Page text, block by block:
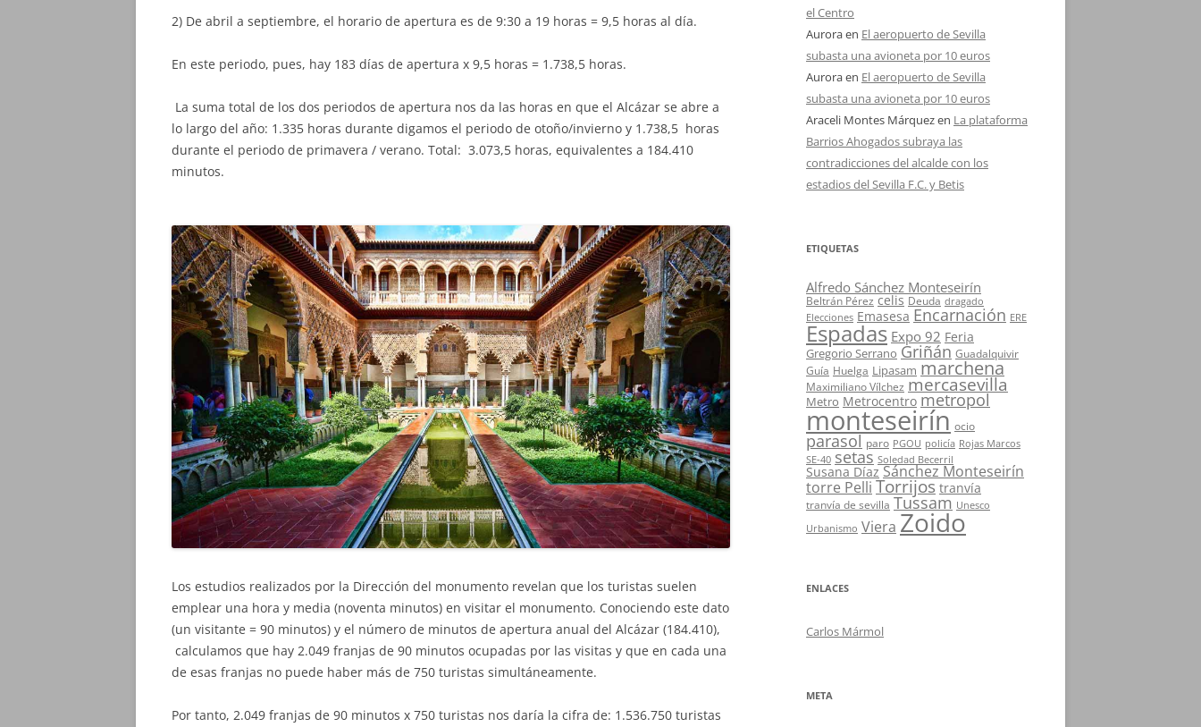
2) De abril a septiembre, el horario de apertura es de 9:30 a 19 horas = 9,5 horas al día.
En este periodo, pues, hay 183 días de apertura x 9,5 horas = 1.738,5 horas.
La suma total de los dos periodos de apertura nos da las horas en que el Alcázar se abre a
lo largo del año: 1.335 horas durante digamos el periodo de otoño/invierno y 1.738,5 horas
durante el periodo de primavera / verano. Total: 3.073,5 horas, equivalentes a 184.410
minutos.
Los estudios realizados por la Dirección del monumento revelan que los turistas suelen
emplear una hora y media (noventa minutos) en visitar el monumento. Conociendo este dato
(un visitante = 90 minutos) y el número de minutos de apertura anual del Alcázar (184.410),
calculamos que hay 2.049 franjas de 90 minutos ocupadas por las visitas y que en cada una
de esas franjas no puede haber más de 750 turistas simultáneamente.
Por tanto, 2.049 franjas de 90 minutos x 750 turistas nos daría la cifra de: 1.536.750 turistas
el Centro
Auroraen El aeropuerto de Sevilla
subasta una avioneta por 10 euros
Auroraen El aeropuerto de Sevilla
subasta una avioneta por 10 euros
Araceli Montes Márquezen La plataforma
Barrios Ahogados subraya las
contradicciones del alcalde con los
estadios del Sevilla F.C. y Betis
ETIQUETAS
Alfredo Sánchez Monteseirín
Beltrán Pérez celis Deuda dragado
Elecciones Emasesa Encarnación ERE
Espadas Expo 92 Feria
Gregorio Serrano Griñán Guadalquivir
Guía Huelga Lipasam marchena
Maximiliano Vílchez mercasevilla
Metro Metrocentro metropol
monteseirín ocio
parasol paro PGOU policía Rojas Marcos
SE-40 setas Soledad Becerril
Susana Díaz Sánchez Monteseirín
torre Pelli Torrijos tranvía
tranvía de sevilla Tussam Unesco
Urbanismo Viera Zoido
ENLACES
Carlos Mármol
META